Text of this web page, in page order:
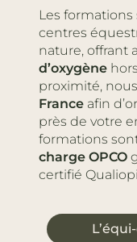
Les
centres
nature, offrant
d’oxygène
proximité, nous
France afin
près de votre
formations
charge OPCO
certifié